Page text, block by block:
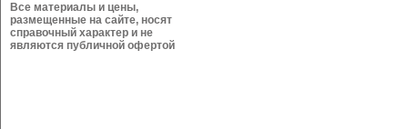
Все материалы и цены,
размещенные на сайте, носят
справочный характер и не
являются публичной офертой